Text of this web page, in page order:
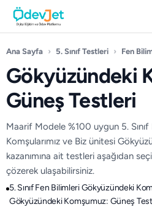
Ana Sayfa › 5. Sınıf Testleri › Fen
Gökyüzündeki
Güneş Testleri
Maarif Modele %100 uygun 5.
Komşularımız ve Biz ünitesi
kazanımına ait testleri aşağıdan
çözerek ulaşabilirsiniz.
5. Sınıf Fen Bilimleri Gökyüzündeki
Gökyüzündeki Komşumuz: Güneş Test